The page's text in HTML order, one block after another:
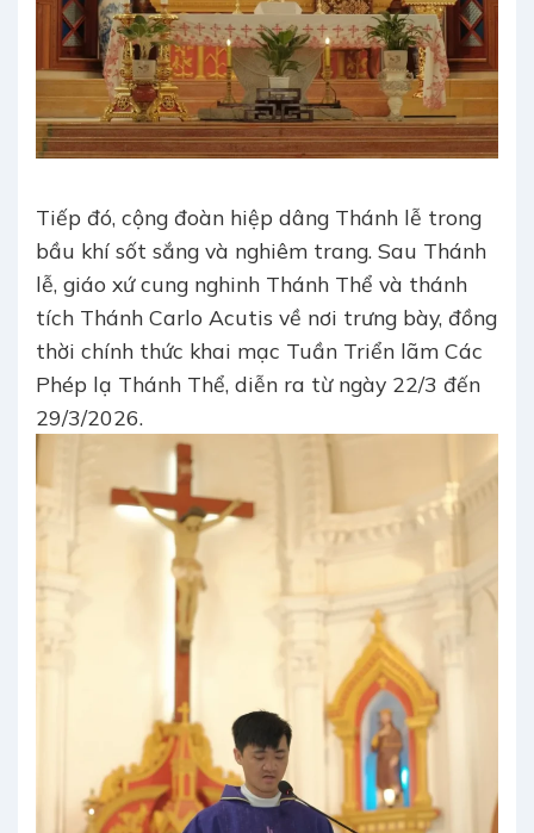
Tiếp đó, cộng đoàn hiệp dâng Thánh lễ trong
bầu khí sốt sắng và nghiêm trang. Sau Thánh
lễ, giáo xứ cung nghinh Thánh Thể và thánh
tích Thánh Carlo Acutis về nơi trưng bày, đồng
thời chính thức khai mạc Tuần Triển lãm Các
Phép lạ Thánh Thể, diễn ra từ ngày 22/3 đến
29/3/2026.